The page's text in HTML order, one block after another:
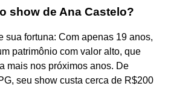
show de Ana Castelo?
sua fortuna: Com apenas 19 anos,
patrimônio com valor alto, que
mais nos próximos anos. De
seu show custa cerca de R$200